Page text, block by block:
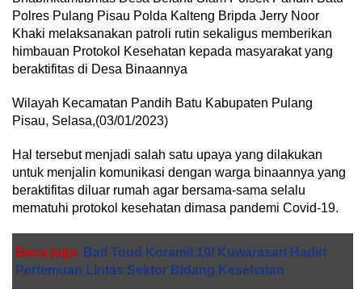
Polres Pulang Pisau Polda Kalteng Bripda Jerry Noor
Khaki melaksanakan patroli rutin sekaligus memberikan
himbauan Protokol Kesehatan kepada masyarakat yang
beraktifitas di Desa Binaannya
Wilayah Kecamatan Pandih Batu Kabupaten Pulang
Pisau, Selasa,(03/01/2023)
Hal tersebut menjadi salah satu upaya yang dilakukan
untuk menjalin komunikasi dengan warga binaannya yang
beraktifitas diluar rumah agar bersama-sama selalu
mematuhi protokol kesehatan dimasa pandemi Covid-19.
Baca juga
Bati Tuud Koramil 19/ Kuwarasan Hadiri
Pertemuan Lintas Sektor Bidang Kesehatan